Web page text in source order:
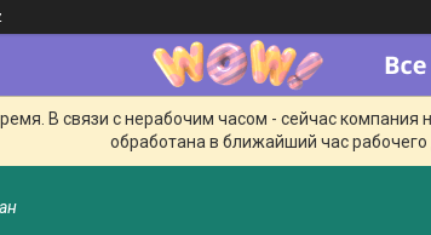
В связи с нерабочим часом - сейчас
обработана в ближайший час